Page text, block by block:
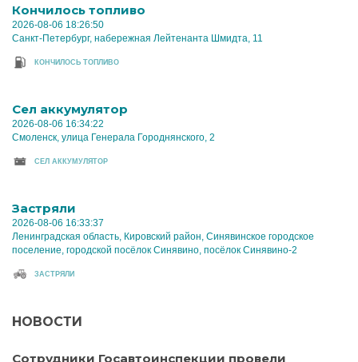
Кончилось топливо
2026-08-06 18:26:50
Санкт-Петербург, набережная Лейтенанта Шмидта, 11
КОНЧИЛОСЬ ТОПЛИВО
Cел аккумулятор
2026-08-06 16:34:22
Смоленск, улица Генерала Городнянского, 2
CЕЛ АККУМУЛЯТОР
Застряли
2026-08-06 16:33:37
Ленинградская область, Кировский район, Синявинское городское
поселение, городской посёлок Синявино, посёлок Синявино-2
ЗАСТРЯЛИ
НОВОСТИ
Сотрудники Госавтоинспекции провели